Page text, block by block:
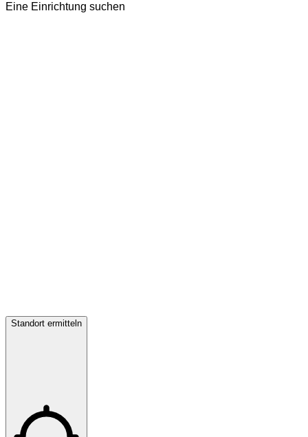
Eine Einrichtung suchen
Standort ermitteln